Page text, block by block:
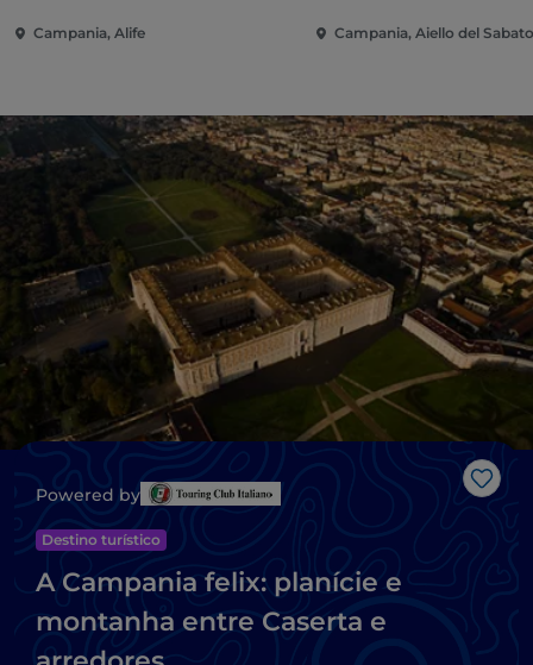
Campania, Alife Campania, Aiello del
Powered by
Destino turístico
A Campania felix: planície e
montanha entre Caserta e